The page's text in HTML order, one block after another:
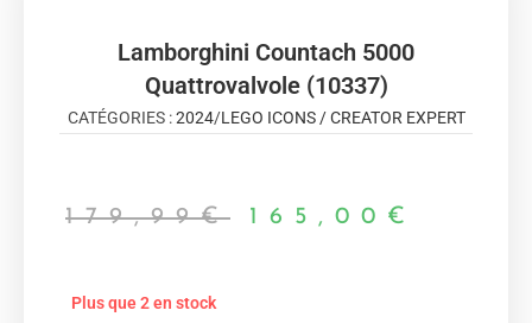
Lamborghini Countach 5000
Quattrovalvole (10337)
CATÉGORIES :2024/LEGO ICONS / CREATOR EXPERT
179,99€ 165,00 €
Plus que 2 en stock